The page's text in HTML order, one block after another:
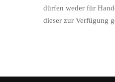
dürfen weder für
dieser zur Verfügung